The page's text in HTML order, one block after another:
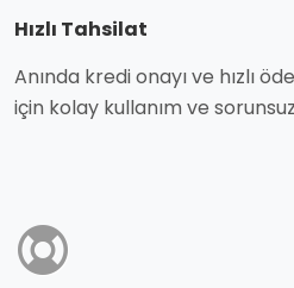
Hızlı Tahsilat
Anında kredi onayı ve hızlı
için kolay kullanım ve